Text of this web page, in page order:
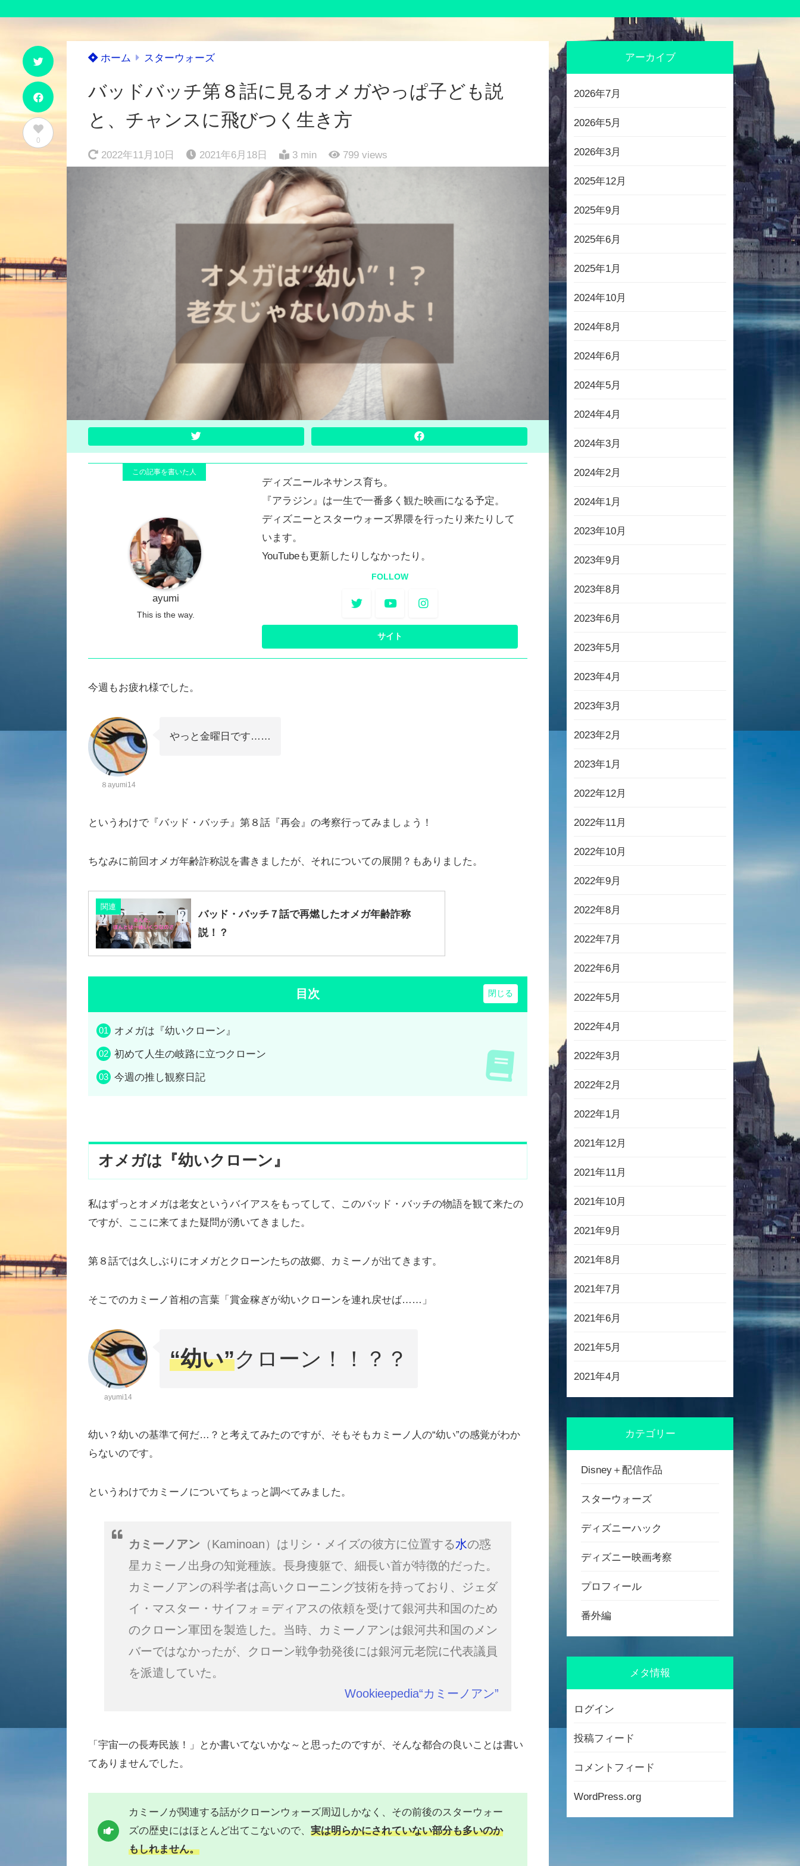
0
ホーム スターウォーズ
バッドバッチ第８話に見るオメガやっぱ子ども説
と、チャンスに飛びつく生き方
2022年11月10日 2021年6月18日 3 min 799 views
ayumi
This is the way.
ディズニールネサンス育ち。
『アラジン』は一生で一番多く観た映画になる予定。
ディズニーとスターウォーズ界隈を行ったり来たりして
います。
YouTubeも更新したりしなかったり。
FOLLOW
今週もお疲れ様でした。
８ayumi14
やっと金曜日です……
というわけで『バッド・バッチ』第８話『再会』の考察行ってみましょう！
ちなみに前回オメガ年齢詐称説を書きましたが、それについての展開？もありました。
関連
バッド・バッチ７話で再燃したオメガ年齢詐称
説！？
目次
オメガは『幼いクローン』
初めて人生の岐路に立つクローン
今週の推し観察日記
オメガは『幼いクローン』
私はずっとオメガは老女というバイアスをもってして、このバッド・バッチの物語を観て来たの
ですが、ここに来てまた疑問が湧いてきました。
第８話では久しぶりにオメガとクローンたちの故郷、カミーノが出てきます。
そこでのカミーノ首相の言葉「賞金稼ぎが幼いクローンを連れ戻せば……」
ayumi14
“幼い”クローン！！？？
幼い？幼いの基準て何だ…？と考えてみたのですが、そもそもカミーノ人の“幼い”の感覚がわか
らないのです。
というわけでカミーノについてちょっと調べてみました。
カミーノアン （Kaminoan）はリシ・メイズの彼方に位置する水の惑
星カミーノ出身の知覚種族。長身痩躯で、細長い首が特徴的だった。
カミーノアンの科学者は高いクローニング技術を持っており、ジェダ
イ・マスター・サイフォ＝ディアスの依頼を受けて銀河共和国のため
のクローン軍団を製造した。当時、カミーノアンは銀河共和国のメン
バーではなかったが、クローン戦争勃発後には銀河元老院に代表議員
を派遣していた。
Wookieepedia“カミーノアン”
「宇宙一の長寿民族！」とか書いてないかな～と思ったのですが、そんな都合の良いことは書い
てありませんでした。
カミーノが関連する話がクローンウォーズ周辺しかなく、その前後のスターウォー
ズの歴史にはほとんど出てこないので、 実は明らかにされていない部分も多いのか
もしれません。
アーカイブ
2026年7月
2026年5月
2026年3月
2025年12月
2025年9月
2025年6月
2025年1月
2024年10月
2024年8月
2024年6月
2024年5月
2024年4月
2024年3月
2024年2月
2024年1月
2023年10月
2023年9月
2023年8月
2023年6月
2023年5月
2023年4月
2023年3月
2023年2月
2023年1月
2022年12月
2022年11月
2022年10月
2022年9月
2022年8月
2022年7月
2022年6月
2022年5月
2022年4月
2022年3月
2022年2月
2022年1月
2021年12月
2021年11月
2021年10月
2021年9月
2021年8月
2021年7月
2021年6月
2021年5月
2021年4月
カテゴリー
Disney＋配信作品
スターウォーズ
ディズニーハック
ディズニー映画考察
プロフィール
番外編
メタ情報
ログイン
投稿フィード
コメントフィード
WordPress.org